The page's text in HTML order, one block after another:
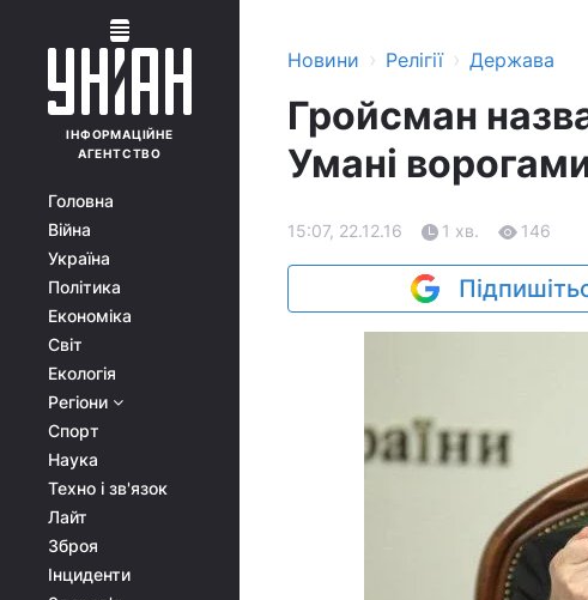
ІНФОРМАЦІЙНЕ
АГЕНТСТВО
Головна
Війна
Україна
Політика
Економіка
Світ
Екологія
Регіони
Спорт
Наука
Техно і зв'язок
Лайт
Зброя
Інциденти
Новини › Релігії › Держава
Гройсман
Умані
15:07, 22.12.16 1 хв. 146